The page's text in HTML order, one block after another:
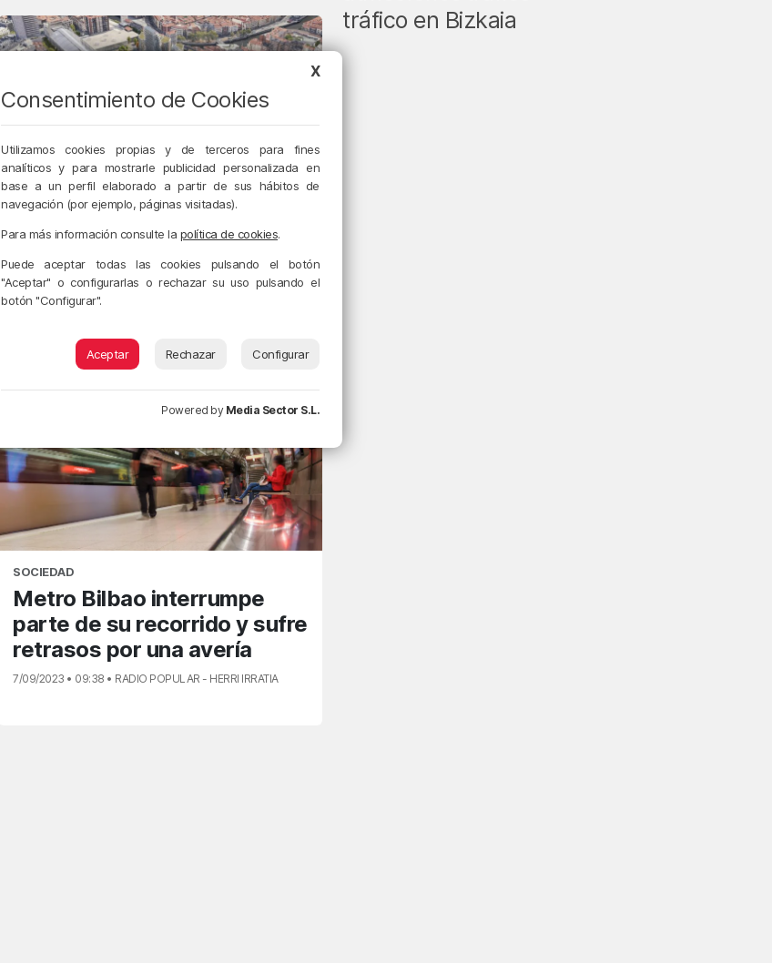
El nuevo Abando latirá con
un gran parque sobre las
vías del TAV
SOCIEDAD
Metro Bilbao interrumpe
parte de su recorrido y sufre
retrasos por una avería
7/09/2023 • 09:38 • RADIO POPULAR - HERRI IRRATIA
tráfico en Bizkaia
X
Consentimiento de Cookies
Utilizamos cookies propias y de terceros para fines
analíticos y para mostrarle publicidad personalizada en
base a un perfil elaborado a partir de sus hábitos de
navegación (por ejemplo, páginas visitadas).
Para más información consulte la política de cookies.
Puede aceptar todas las cookies pulsando el botón
"Aceptar" o configurarlas o rechazar su uso pulsando el
botón "Configurar".
Aceptar Rechazar Configurar
Powered by Media Sector S.L.